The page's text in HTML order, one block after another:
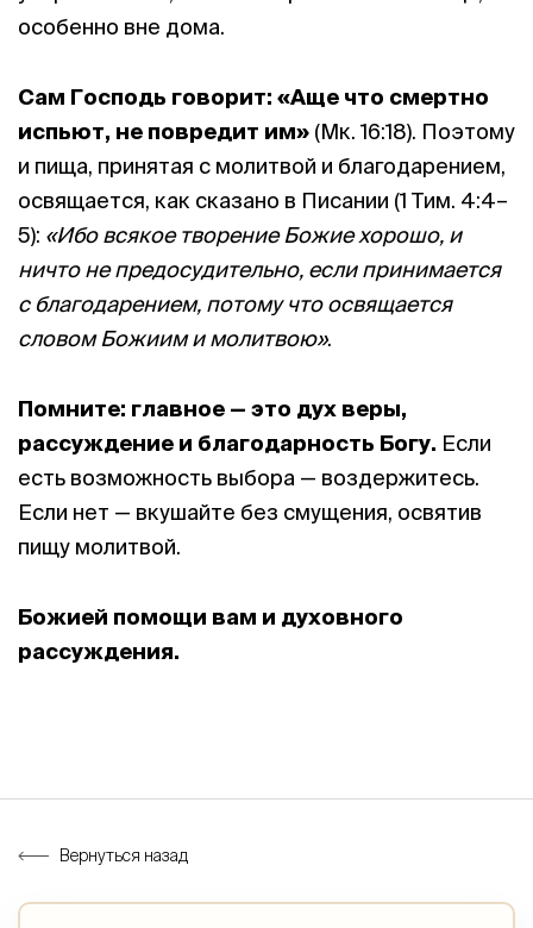
особенно вне дома.
Сам Господь говорит: «Аще что смертно
испьют, не повредит им» (Мк. 16:18). Поэтому
и пища, принятая с молитвой и благодарением,
освящается, как сказано в Писании (1 Тим. 4:4–
5): «Ибо всякое творение Божие хорошо, и
ничто не предосудительно, если принимается
с благодарением, потому что освящается
словом Божиим и молитвою».
Помните: главное — это дух веры,
рассуждение и благодарность Богу. Если
есть возможность выбора — воздержитесь.
Если нет — вкушайте без смущения, освятив
пищу молитвой.
Божией помощи вам и духовного
рассуждения.
Вернуться назад